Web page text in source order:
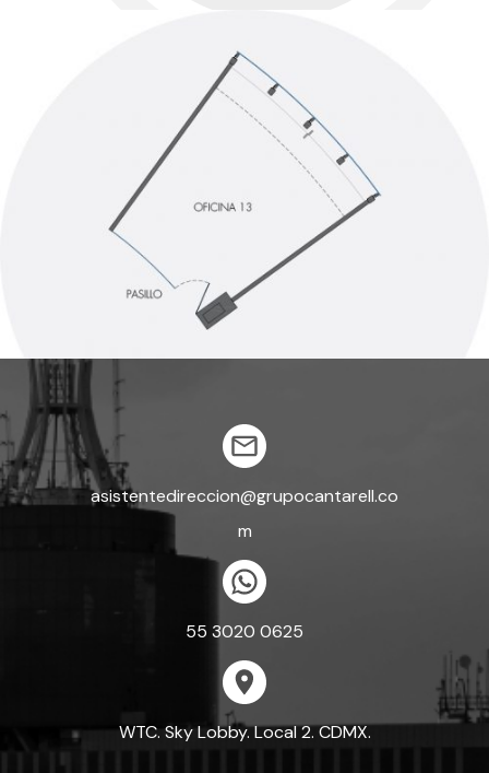
asistentedireccion@grupocantarell.co
m
55 3020 0625
WTC. Sky Lobby. Local 2. CDMX.